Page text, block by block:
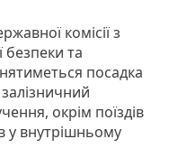
комісії з
безпеки та
посадка
окрім поїздів
у внутрішньому